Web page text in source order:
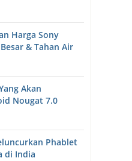
Harga Sony
& Tahan Air
Akan
Nougat 7.0
Phablet
di India